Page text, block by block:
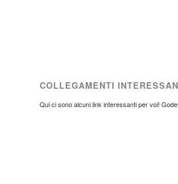
COLLEGAMENTI
Qui ci sono alcuni link interessanti per voi!